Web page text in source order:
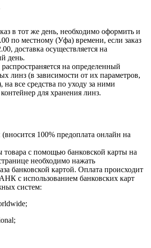
в тот же день, необходимо оформить и
по местному (Уфа) времени, если заказ
доставка осуществляется на
день.
на определенный
линз (в зависимости от их параметров,
на все средства по уходу за ними
для хранения линз.
100% предоплата онлайн на
товара с помощью банковской карты на
необходимо нажать
банковской картой. Оплата происходит
с использованием банковских карт
систем: